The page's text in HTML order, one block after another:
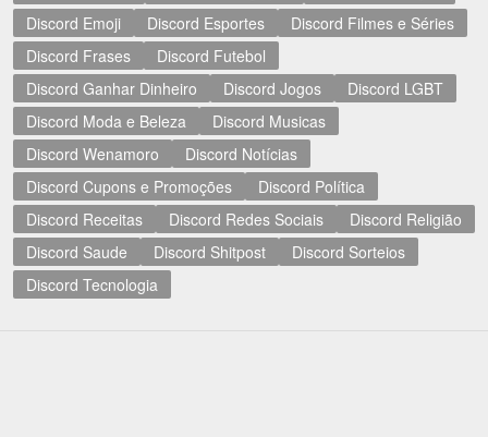
Discord Emoji
Discord Esportes
Discord Filmes e Séries
Discord Frases
Discord Futebol
Discord Ganhar Dinheiro
Discord Jogos
Discord LGBT
Discord Moda e Beleza
Discord Musicas
Discord Wenamoro
Discord Notícias
Discord Cupons e Promoções
Discord Política
Discord Receitas
Discord Redes Sociais
Discord Religião
Discord Saude
Discord Shitpost
Discord Sorteios
Discord Tecnologia